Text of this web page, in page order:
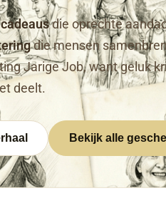
die oprechte
die mensen
Jarige Job, want geluk
deelt.
Bekijk alle